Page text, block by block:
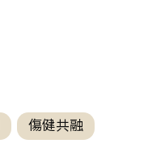
傷健共融